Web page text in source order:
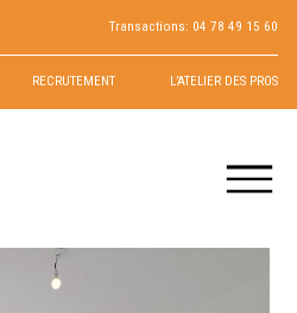
Transactions: 04 78 49 15 60
RECRUTEMENT L’ATELIER DES PROS